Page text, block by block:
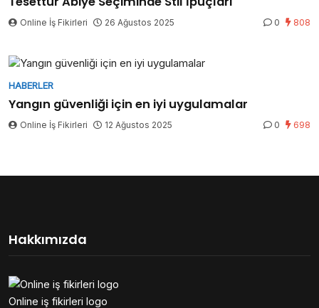
Online İş Fikirleri 26 Ağustos 2025 0 808
HABERLER
Yangın güvenliği için en iyi uygulamalar
Online İş Fikirleri 12 Ağustos 2025 0 698
Hakkımızda
Online iş fikirleri logo